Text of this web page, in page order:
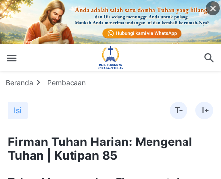
Beranda Pembacaan
Isi
Firman Tuhan Harian: Mengenal
Tuhan | Kutipan 85